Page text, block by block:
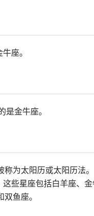
座。
金牛座。
称为太阳历或太阳历法
些星座包括白羊座、
鱼座。